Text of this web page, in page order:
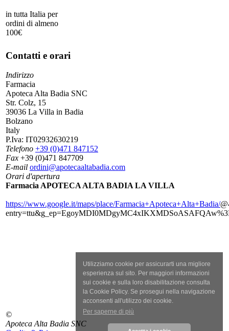
Utilizziamo cookie per assicurarti una migliore
esperienza sul sito. Per maggiori informazioni
sui cookie e sulla loro disabilitazione consulta
la Cookie Policy. Se prosegui nella navigazione
acconsenti all'utilizzo dei cookie.
Per saperne di più
in tutta Italia per
ordini di almeno
100€
Contatti e orari
Indirizzo
Farmacia
Apoteca Alta Badia SNC
Str. Colz, 15
39036 La Villa in Badia
Bolzano
Italy
P.Iva: IT02932630219
Telefono +39 (0)471 847152
Fax +39 (0)471 847709
E-mail ordini@apotecaaltabadia.com
Orari d'apertura
Farmacia APOTECA ALTA BADIA LA VILLA
https://www.google.it/maps/place/Farmacia+Apoteca+Alta+Badia/
©
Apoteca Alta Badia SNC